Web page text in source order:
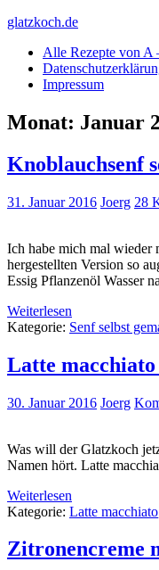
Skip
content
glatzkoch.de
Kochen für Doofe und
Alle Rezepte von A
Impressum
Monat: Januar
Knoblauchsenf
31. Januar 2016 Joerg 28
Ich habe mich mal wieder
hergestellten Version so
Essig Pflanzenöl Wasser
Weiterlesen
Kategorie: Senf selbst
Latte macchiato
30. Januar 2016 Joerg
Was will der Glatzkoch
Namen hört. Latte
Weiterlesen
Kategorie: Latte macchiato
Zitronencreme